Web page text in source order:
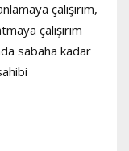
çalışırım,
çalışırım
sabaha kadar